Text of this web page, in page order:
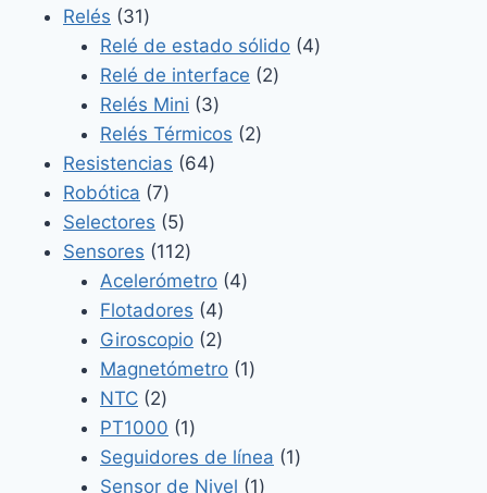
Relés 3131
productos
Relé de estado sólido 44
Relé de interface 22
Relés Mini 33
productos
Relés Térmicos 22
Resistencias 6464
Robótica 77
productos
Selectores 55
productos
Sensores 112112
productos
Acelerómetro 44
Flotadores 44
productos
Giroscopio 22
productos
Magnetómetro 11
NTC 22
productos
PT1000 11
producto
Seguidores de línea 11
Sensor de Nivel 11